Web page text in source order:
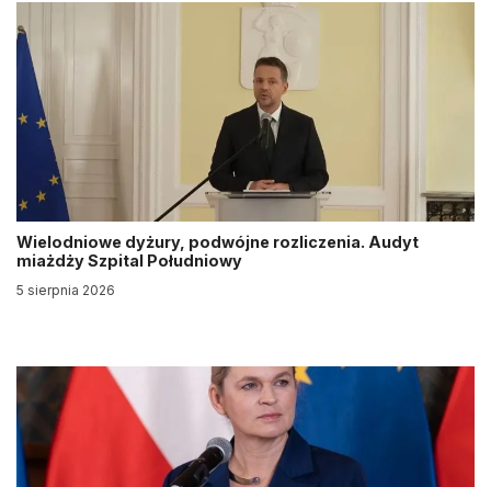
Wielodniowe dyżury, podwójne rozliczenia. Audyt
miażdży Szpital Południowy
5 sierpnia 2026